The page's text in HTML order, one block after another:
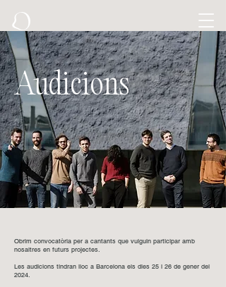
Audicions
Obrim convocatòria per a cantants que vulguin participar amb
nosaltres en futurs projectes.
Les audicions tindran lloc a Barcelona els dies 25 i 26 de gener del
2024.